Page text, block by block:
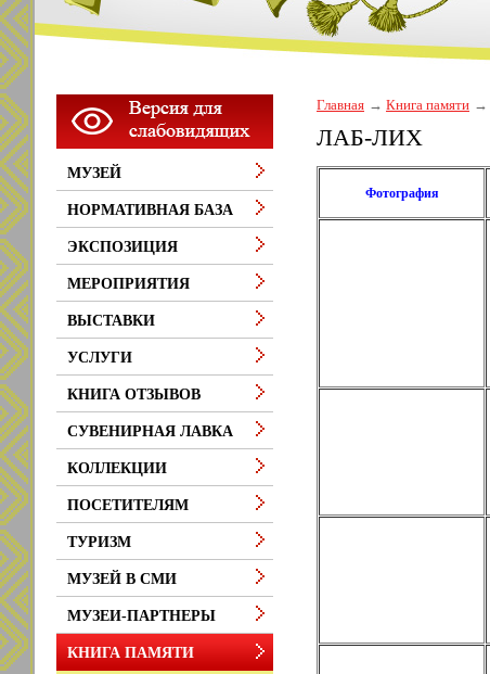
Главная Книга памяти
ЛАБ-ЛИХ
Фотография
МУЗЕЙ
НОРМАТИВНАЯ БАЗА
ЭКСПОЗИЦИЯ
МЕРОПРИЯТИЯ
ВЫСТАВКИ
УСЛУГИ
КНИГА ОТЗЫВОВ
СУВЕНИРНАЯ ЛАВКА
КОЛЛЕКЦИИ
ПОСЕТИТЕЛЯМ
ТУРИЗМ
МУЗЕЙ В СМИ
МУЗЕИ-ПАРТНЕРЫ
КНИГА ПАМЯТИ